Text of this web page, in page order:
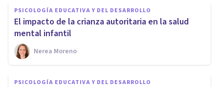
PSICOLOGÍA EDUCATIVA Y DEL DESARROLLO
El impacto de la crianza autoritaria en la salud
mental infantil
Nerea Moreno
PSICOLOGÍA EDUCATIVA Y DEL DESARROLLO